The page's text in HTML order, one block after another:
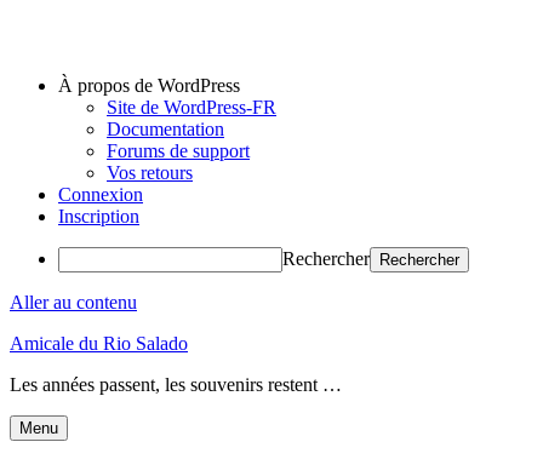
À propos de WordPress
Site de WordPress-FR
Documentation
Forums de support
Vos retours
Connexion
Inscription
Rechercher
Aller au contenu
Amicale du Rio Salado
Les années passent, les souvenirs restent …
Menu